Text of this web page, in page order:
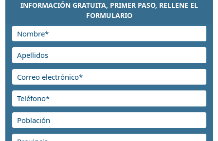
INFORMACIÓN GRATUITA, PRIMER PASO, RELLENE EL
FORMULARIO